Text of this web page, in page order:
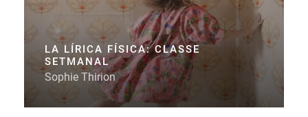
LA LÍRICA FÍSICA: CLASSE
SETMANAL
Sophie Thirion